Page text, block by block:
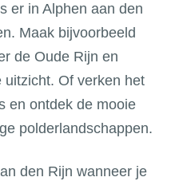
er in Alphen aan den
Maak bijvoorbeeld
de Oude Rijn en
Of verken het
en ontdek de mooie
polderlandschappen.
den Rijn wanneer je